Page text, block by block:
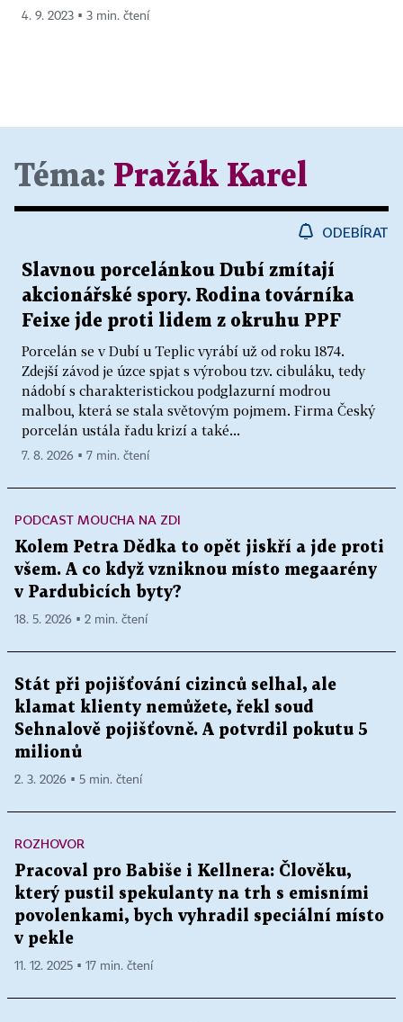
4. 9. 2023 ▪ 3 min. čtení
Téma: Pražák Karel
ODEBÍRAT
Slavnou porcelánkou Dubí zmítají
akcionářské spory. Rodina továrníka
Feixe jde proti lidem z okruhu PPF
Porcelán se v Dubí u Teplic vyrábí už od roku 1874.
Zdejší závod je úzce spjat s výrobou tzv. cibuláku, tedy
nádobí s charakteristickou podglazurní modrou
malbou, která se stala světovým pojmem. Firma Český
porcelán ustála řadu krizí a také...
7. 8. 2026 ▪ 7 min. čtení
PODCAST MOUCHA NA ZDI
Kolem Petra Dědka to opět jiskří a jde proti
všem. A co když vzniknou místo megaarény
v Pardubicích byty?
18. 5. 2026 ▪ 2 min. čtení
Stát při pojišťování cizinců selhal, ale
klamat klienty nemůžete, řekl soud
Sehnalově pojišťovně. A potvrdil pokutu 5
milionů
2. 3. 2026 ▪ 5 min. čtení
ROZHOVOR
Pracoval pro Babiše i Kellnera: Člověku,
který pustil spekulanty na trh s emisními
povolenkami, bych vyhradil speciální místo
v pekle
11. 12. 2025 ▪ 17 min. čtení